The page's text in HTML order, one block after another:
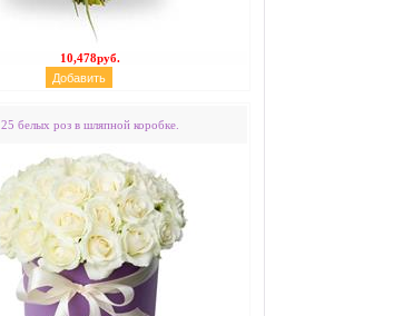
10,478руб.
25 белых роз в шляпной коробке.